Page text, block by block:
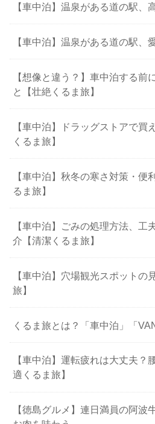
【車中泊】温泉がある道の駅、
【車中泊】温泉がある道の駅、
【想像と違う？】車中泊する前
と【壮絶くるま旅】
【車中泊】ドラッグストアで買
くるま旅】
【車中泊】秋冬の寒さ対策・便
るま旅】
【車中泊】ごみの処理方法、工
介【清潔くるま旅】
【車中泊】穴場観光スポットの
旅】
くるま旅とは？「車中泊」「
【車中泊】運転疲れは大丈夫？
適くるま旅】
【徳島グルメ】連日満員の阿波